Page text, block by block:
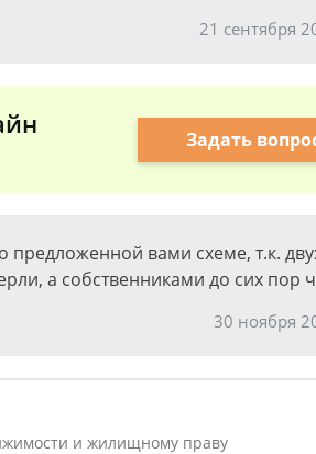
21 сентября
Задать
предложенной вами схеме, т.к.
а собственниками до сих пор
30 ноября
и жилищному праву